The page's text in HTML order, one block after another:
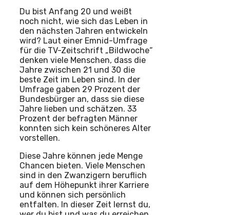
Du bist Anfang 20 und weißt
noch nicht, wie sich das Leben in
den nächsten Jahren entwickeln
wird? Laut einer Emnid-Umfrage
für die TV-Zeitschrift „Bildwoche“
denken viele Menschen, dass die
Jahre zwischen 21 und 30 die
beste Zeit im Leben sind. In der
Umfrage gaben 29 Prozent der
Bundesbürger an, dass sie diese
Jahre lieben und schätzen. 33
Prozent der befragten Männer
konnten sich kein schöneres Alter
vorstellen.
Diese Jahre können jede Menge
Chancen bieten. Viele Menschen
sind in den Zwanzigern beruflich
auf dem Höhepunkt ihrer Karriere
und können sich persönlich
entfalten. In dieser Zeit lernst du,